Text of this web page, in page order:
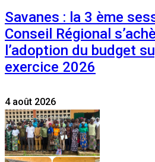
Savanes : la 3 ème
Conseil Régional
l’adoption du budget
exercice 2026
4 août 2026